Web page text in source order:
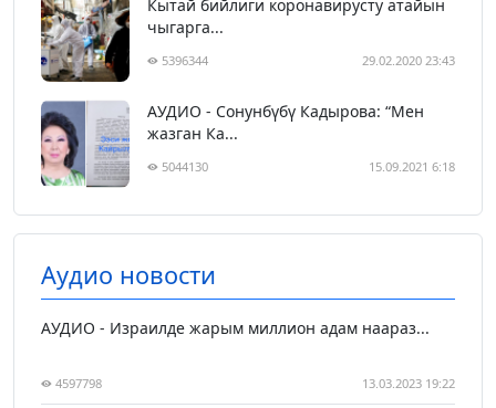
Кытай бийлиги коронавирусту атайын
чыгарга...
5396344 29.02.2020 23:43
АУДИО - Сонунбүбү Кадырова: “Мен
жазган Ка...
5044130 15.09.2021 6:18
Аудио новости
АУДИО - Израилде жарым миллион адам наараз...
4597798 13.03.2023 19:22